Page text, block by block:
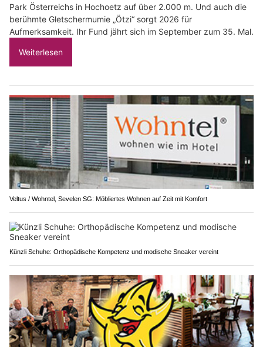
Park Österreichs in Hochoetz auf über 2.000 m. Und auch die
berühmte Gletschermumie „Ötzi“ sorgt 2026 für
Aufmerksamkeit. Ihr Fund jährt sich im September zum 35. Mal.
Weiterlesen
Veltus / Wohntel, Sevelen SG: Möbliertes Wohnen auf Zeit mit Komfort
Künzli Schuhe: Orthopädische Kompetenz und modische Sneaker vereint